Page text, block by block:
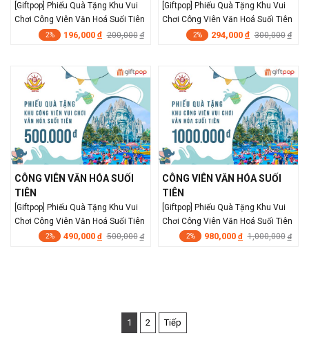
[Giftpop] Phiếu Quà Tặng Khu Vui
Chơi Công Viên Văn Hoá Suối Tiên
2% 196,000 đ 200,000 đ
[Giftpop] Phiếu Quà Tặng Khu Vui
Chơi Công Viên Văn Hoá Suối Tiên
2% 294,000 đ 300,000 đ
CÔNG VIÊN VĂN HÓA SUỐI
TIÊN
[Giftpop] Phiếu Quà Tặng Khu Vui
Chơi Công Viên Văn Hoá Suối Tiên
2% 490,000 đ 500,000 đ
CÔNG VIÊN VĂN HÓA SUỐI
TIÊN
[Giftpop] Phiếu Quà Tặng Khu Vui
Chơi Công Viên Văn Hoá Suối Tiên
1000K 2% 980,000 đ 1,000,000 đ
1 2 Tiếp